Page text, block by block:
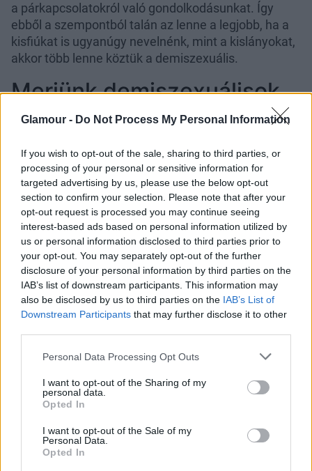
Glamour - Do Not Process My Personal Information
If you wish to opt-out of the sale, sharing to third parties, or
processing of your personal or sensitive information for
targeted advertising by us, please use the below opt-out
section to confirm your selection. Please note that after your
opt-out request is processed you may continue seeing
interest-based ads based on personal information utilized by
us or personal information disclosed to third parties prior to
your opt-out. You may separately opt-out of the further
disclosure of your personal information by third parties on the
IAB’s list of downstream participants. This information may
also be disclosed by us to third parties on the IAB’s List of
Downstream Participants that may further disclose it to other
Please note that this website/app uses one or more Google
not limited to your visit or usage behaviour. You may click to
grant or deny consent to Google and its third-party tags to
use your data for below specified purposes in below Google
consent section.
Personal Data Processing Opt Outs
I want to opt-out of the Sharing of my
personal data.
Opted In
I want to opt-out of the Sale of my
Personal Data.
Opted In
a párkapcsolatokról való gondolkodásunkat. Így
ebből a szempontból talán az lenne a legjobb, ha a
kisfiúkat is ugyanúgy nevelnénk, mint a kislányokat,
akkor több lenne köztük a demiszexuális.
Merjünk demiszexuálisok
lenni!
rátérek arra, amiről igazából írni szerettem volna. Ez
röviden annyi, hogy szerintem a demiszexualitásnak
nem szabadna léteznie. Mármint nem az
érzelemalapú szexuális kapcsolatokról beszélek,
hanem magáról a fogalomról, amely összességében
korunk amorális szexuális hedonizmusát erősíti.
Ugyanis ha azt állítjuk, hogy az érzelemalapú szex
egy szexuális kisebbség sajátja, akkor azzal azt is
állítjuk, hogy a többség nem ebben érdekelt, és azt
is, hogy ezt hajlandóak vagyunk elfogadni. Pedig a
fogalmak. Ha civilizációs szempontból tekintünk
erre az egészre – és nekem nagy kedvencem az
ilyen típusú elméletek felállítása –, akkor talán
kijelenthetünk valami olyasmit, hogy az embert több
más dolog mellett az különbözteti meg az állattól,
hogy a morális része háttérbe tudja tolni a benne élő
biológiai véglényt. Tehát, hogy például a